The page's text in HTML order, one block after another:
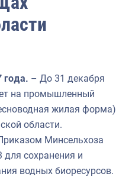
ценностей
года. – До 31 декабря
на промышленный
жилая форма)
области.
Минсельхоза
сохранения и
водных биоресурсов.